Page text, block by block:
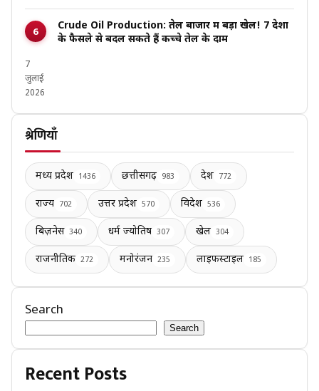
Crude Oil Production: तेल बाजार में बड़ा खेल! 7 देशों
के फैसले से बदल सकते हैं कच्चे तेल के दाम
7
जुलाई
2026
श्रेणियाँ
मध्य प्रदेश 1436 छत्तीसगढ़ 983 देश 772
राज्य 702 उत्तर प्रदेश 570 विदेश 536
बिज़नेस 340 धर्म ज्योतिष 307 खेल 304
राजनीतिक 272 मनोरंजन 235 लाइफस्टाइल 185
Search
Search
Recent Posts